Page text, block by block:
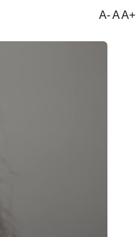
A- A A+